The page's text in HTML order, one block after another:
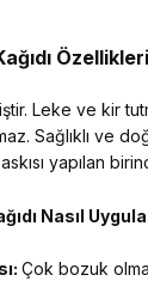
Özellikleri
Leke ve kir
Sağlıklı ve
yapılan
Nasıl
Çok bozuk